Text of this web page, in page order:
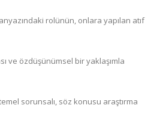
rolünün, onlara yapılan atıf
ve özdüşünümsel bir yaklaşımla
temel sorunsalı, söz konusu araştırma